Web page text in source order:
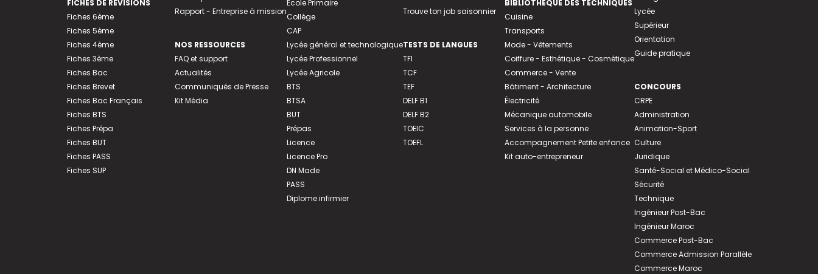
FICHES DE RÉVISIONS
Fiches 6ème
Fiches 5ème
Fiches 4ème
Fiches 3ème
Fiches Bac
Fiches Brevet
Fiches Bac Français
Fiches BTS
Fiches Prépa
Fiches BUT
Fiches PASS
Fiches SUP
Rapport - Entreprise à mission
NOS RESSOURCES
FAQ et support
Actualités
Communiqués de Presse
Kit Média
Ecole Primaire
Collège
CAP
Lycée général et technologique
Lycée Professionnel
Lycée Agricole
BTS
BTSA
BUT
Prépas
Licence
Licence Pro
DN Made
PASS
Diplome infirmier
Trouve ton job saisonnier
TESTS DE LANGUES
TFI
TCF
TEF
DELF B1
DELF B2
TOEIC
TOEFL
BIBLIOTHEQUE DES TECHNIQUES
Cuisine
Transports
Mode - Vêtements
Coiffure - Esthétique - Cosmétique
Commerce - Vente
Bâtiment - Architecture
Électricité
Mécanique automobile
Services à la personne
Accompagnement Petite enfance
Kit auto-entrepreneur
Lycée
Supérieur
Orientation
Guide pratique
CONCOURS
CRPE
Administration
Animation-Sport
Culture
Juridique
Santé-Social et Médico-Social
Sécurité
Technique
Ingénieur Post-Bac
Ingénieur Maroc
Commerce Post-Bac
Commerce Admission Parallèle
Commerce Maroc